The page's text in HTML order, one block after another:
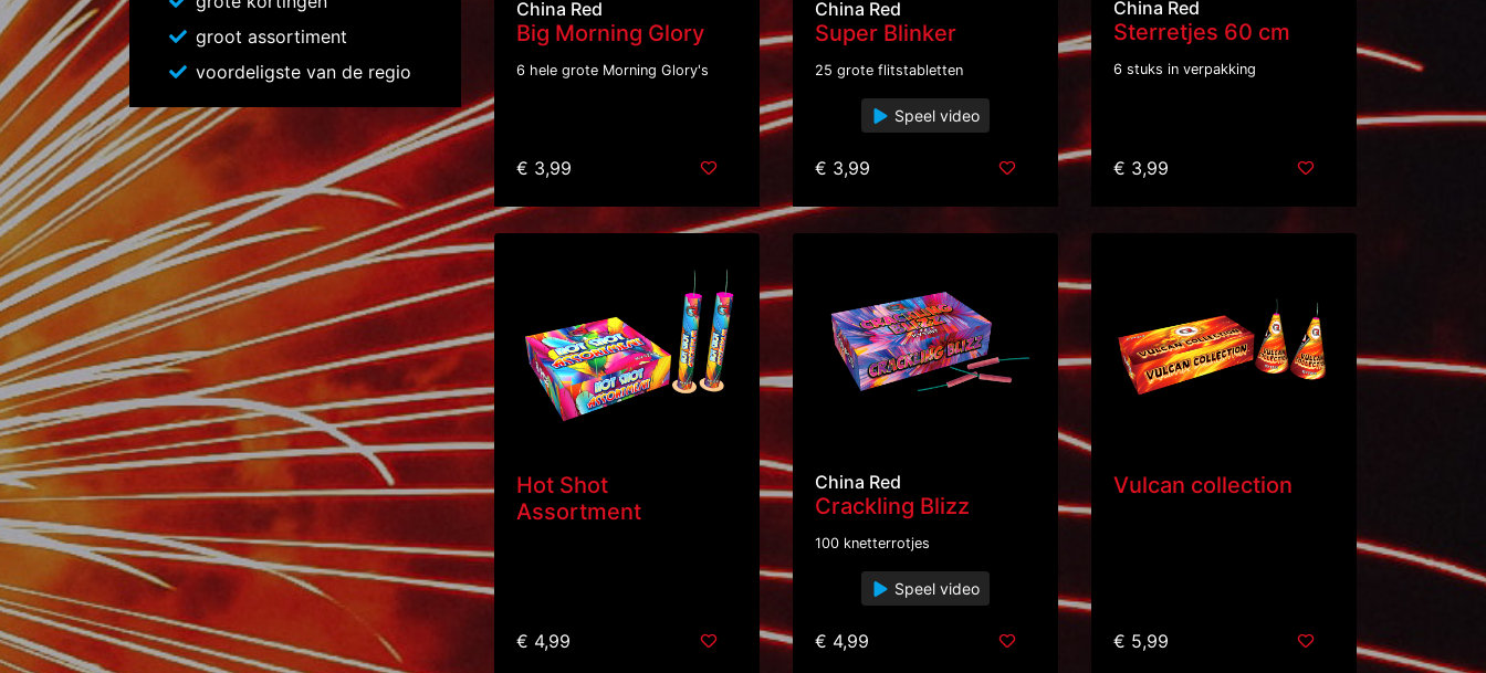
groot assortiment
voordeligste van de regio
China Red
Big Morning Glory
6 hele grote Morning Glory's
€ 3,99
China Red
Super Blinker
25 grote flitstabletten
Speel video
€ 3,99
China Red
Sterretjes 60 cm
6 stuks in verpakking
€ 3,99
Hot Shot
Assortment
€ 4,99
China Red
Crackling Blizz
100 knetterrotjes
Speel video
€ 4,99
Vulcan collection
€ 5,99